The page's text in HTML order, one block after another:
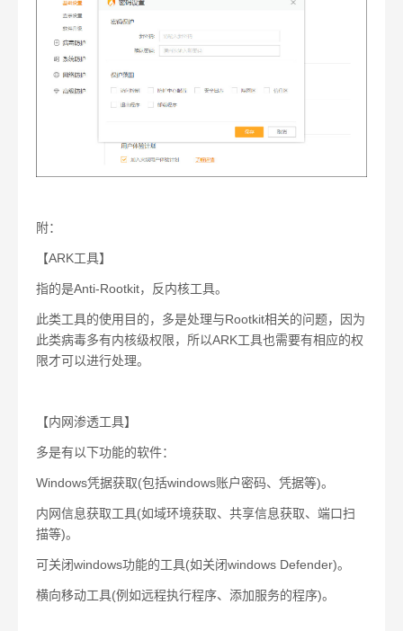
附：
【ARK工具】
指的是Anti-Rootkit，反内核工具。
此类工具的使用目的，多是处理与Rootkit相关的问题，因为
此类病毒多有内核级权限，所以ARK工具也需要有相应的权
限才可以进行处理。
【内网渗透工具】
多是有以下功能的软件：
Windows凭据获取(包括windows账户密码、凭据等)。
内网信息获取工具(如域环境获取、共享信息获取、端口扫
描等)。
可关闭windows功能的工具(如关闭windows Defender)。
横向移动工具(例如远程执行程序、添加服务的程序)。